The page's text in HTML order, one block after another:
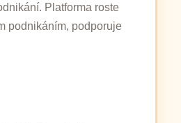
Platforma roste
podnikáním, podporuje